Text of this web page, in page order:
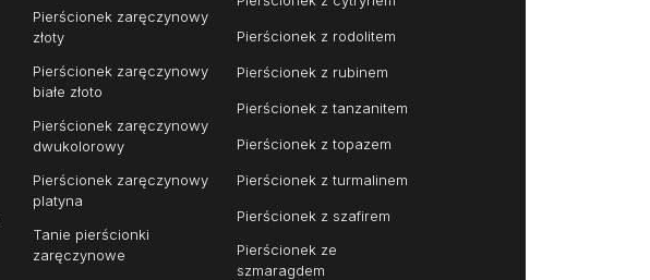
Pierścionek zaręczynowy
złoty
Pierścionek zaręczynowy
białe złoto
Pierścionek zaręczynowy
dwukolorowy
Pierścionek zaręczynowy
platyna
Tanie pierścionki
zaręczynowe
Pierścionek z rodolitem
Pierścionek z rubinem
Pierścionek z tanzanitem
Pierścionek z topazem
Pierścionek z turmalinem
Pierścionek z szafirem
Pierścionek ze
szmaragdem